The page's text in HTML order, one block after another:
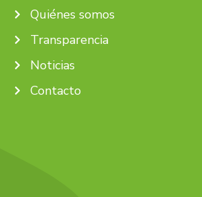
Quiénes somos
Transparencia
Noticias
Contacto